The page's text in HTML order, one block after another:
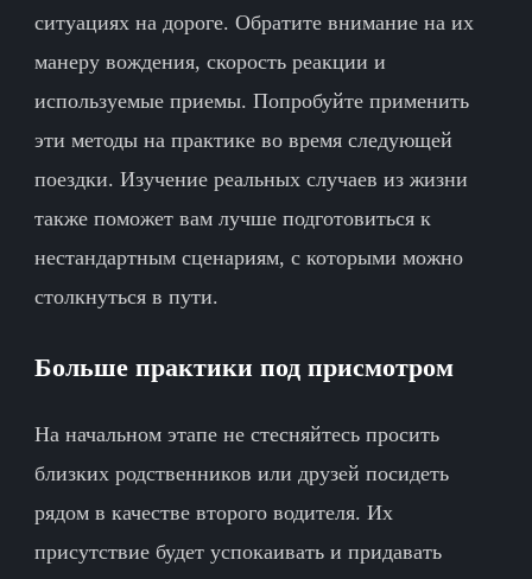
ситуациях на дороге. Обратите внимание на их
манеру вождения, скорость реакции и
используемые приемы. Попробуйте применить
эти методы на практике во время следующей
поездки. Изучение реальных случаев из жизни
также поможет вам лучше подготовиться к
нестандартным сценариям, с которыми можно
столкнуться в пути.
Больше практики под присмотром
На начальном этапе не стесняйтесь просить
близких родственников или друзей посидеть
рядом в качестве второго водителя. Их
присутствие будет успокаивать и придавать